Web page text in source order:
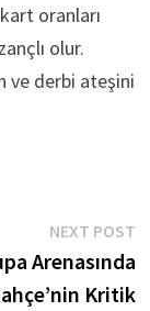
oranları
olur.
ve derbi ateşini
NEXT POST
Arenasında
Kritik